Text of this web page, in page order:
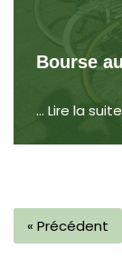
Bourse
… Lire la
« Précédent